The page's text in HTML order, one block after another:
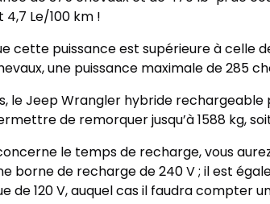
Le/100 km !
cette puissance est supérieure à celle
une puissance maximale de 285
le Jeep Wrangler hybride
de remorquer jusqu’à 1588 kg,
le temps de recharge, vous
borne de recharge de 240 V ; il est
de 120 V, auquel cas il faudra compter